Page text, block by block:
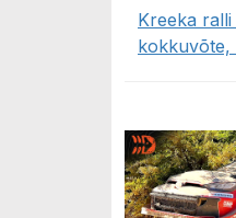
Kreeka
kokkuvõte,